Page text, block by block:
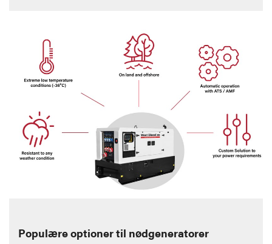
Populære optioner til nødgeneratorer